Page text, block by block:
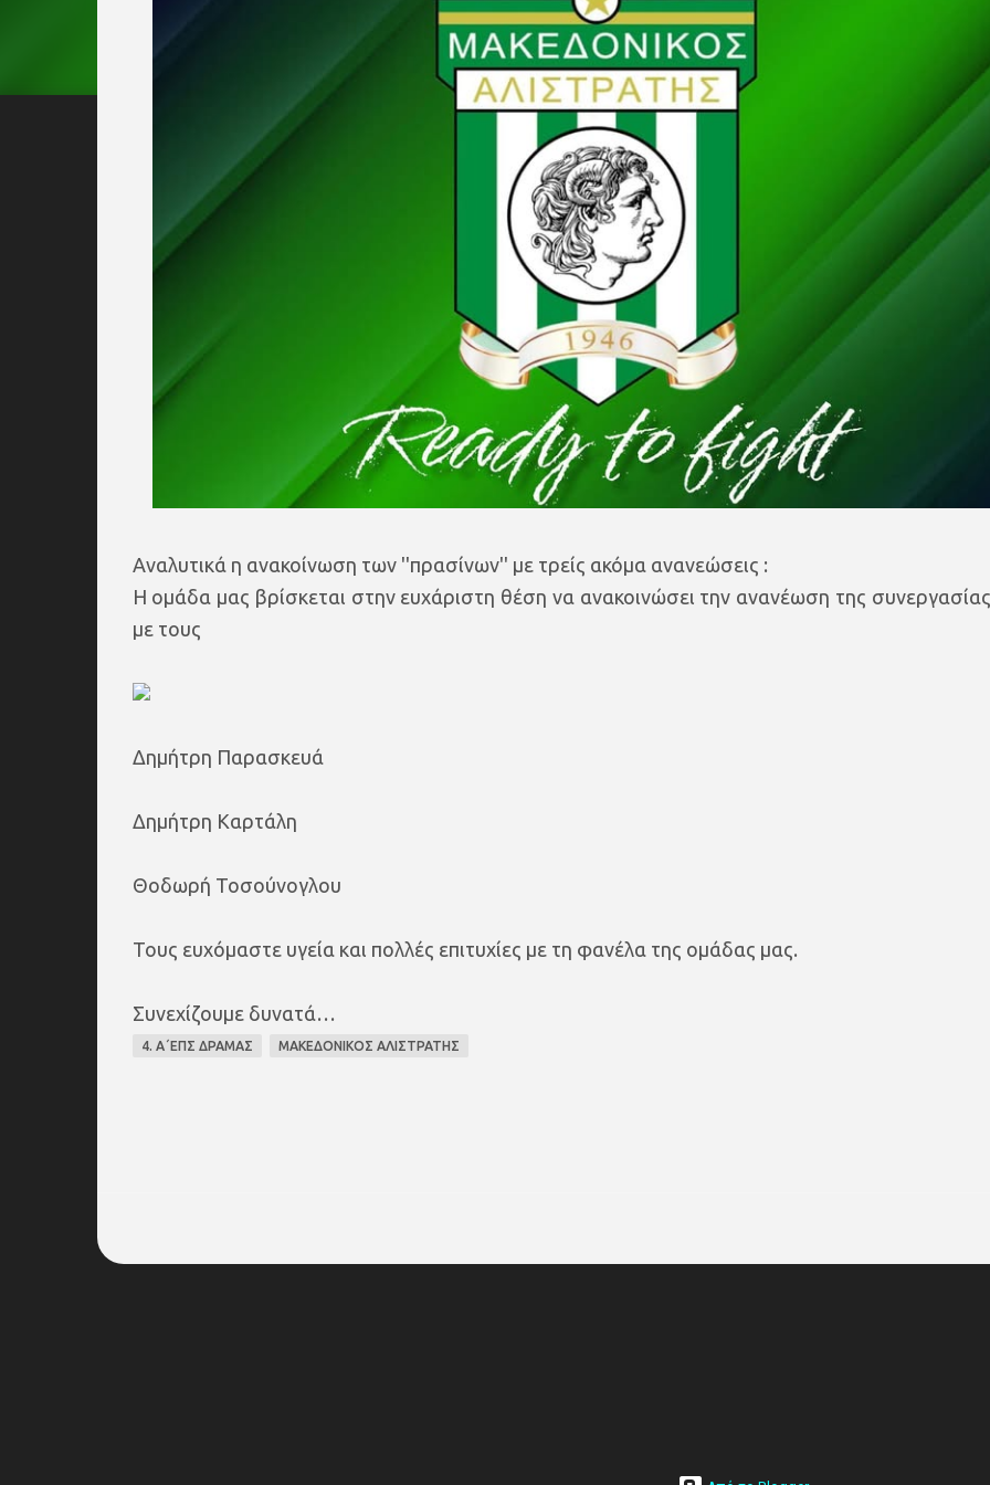
Αναλυτικά η ανακοίνωση των ''πρασίνων'' με τρείς ακόμα ανανεώσεις :
Η ομάδα μας βρίσκεται στην ευχάριστη θέση να ανακοινώσει την ανανέωση της
με τους
Δημήτρη Παρασκευά
Δημήτρη Καρτάλη
Θοδωρή Τοσούνογλου
Τους ευχόμαστε υγεία και πολλές επιτυχίες με τη φανέλα της ομάδας μας.
Συνεχίζουμε δυνατά…
4. Α΄ΕΠΣ ΔΡΑΜΑΣ ΜΑΚΕΔΟΝΙΚΟΣ ΑΛΙΣΤΡΑΤΗΣ